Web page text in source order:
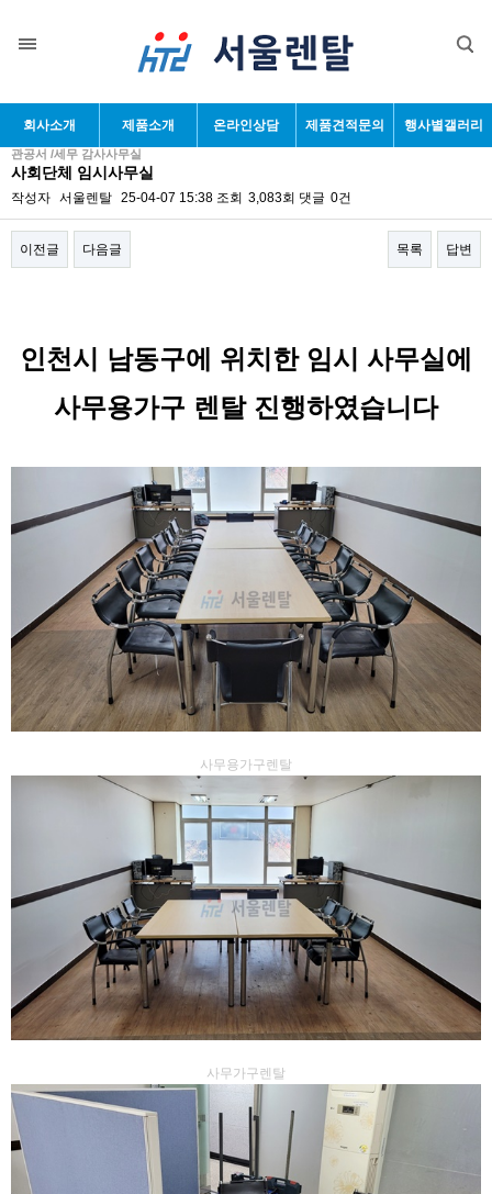
회사소개 제품소개 온라인상담 제품견적문의 행사별갤러리
관공서 /세무 감사사무실
사회단체 임시사무실
작성자 서울렌탈 25-04-07 15:38 조회 3,083회 댓글 0건
이전글 다음글 목록 답변
인천시 남동구에 위치한 임시 사무실에
사무용가구 렌탈 진행하였습니다
사무용가구렌탈
사무가구렌탈